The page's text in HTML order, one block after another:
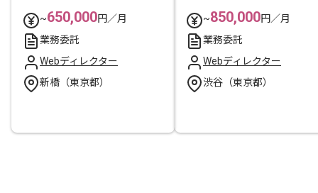
~650,000円／月
業務委託
Webディレクター
新橋（東京都）
~850,000円／月
業務委託
Webディレクター
渋谷（東京都）